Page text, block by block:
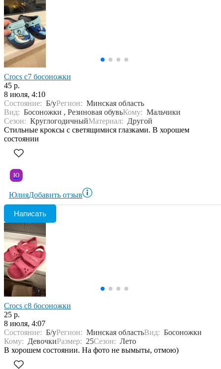
Crocs c7 босоножки
45 р.
8 июля, 4:10
Состояние: Б/уРегион: Минская область
Вид: Босоножки , Резиновая обувьКому: Мальчики
Сезон: КруглогодичныйМатериал: Другой
Стильные кроксы с светящимися глазками. В хорошем
состоянии
Ю
ЮлияДобавить отзыв
Написать
Crocs c8 босоножки
25 р.
8 июля, 4:07
Состояние: Б/уРегион: Минская областьВид: Босоножки
Кому: ДевочкиРазмер: 25Сезон: Лето
В хорошем состоянии. На фото не вымыты, отмою)